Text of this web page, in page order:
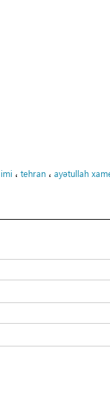
، tehran ، ayətullah